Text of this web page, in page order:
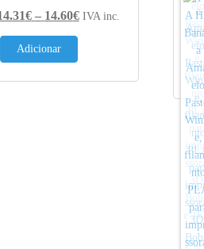
€ – 14.60€Price range: 14.31€
IVA inc.
Adicionar